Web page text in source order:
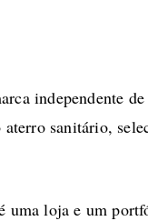
independente
sanitário,
uma loja e um